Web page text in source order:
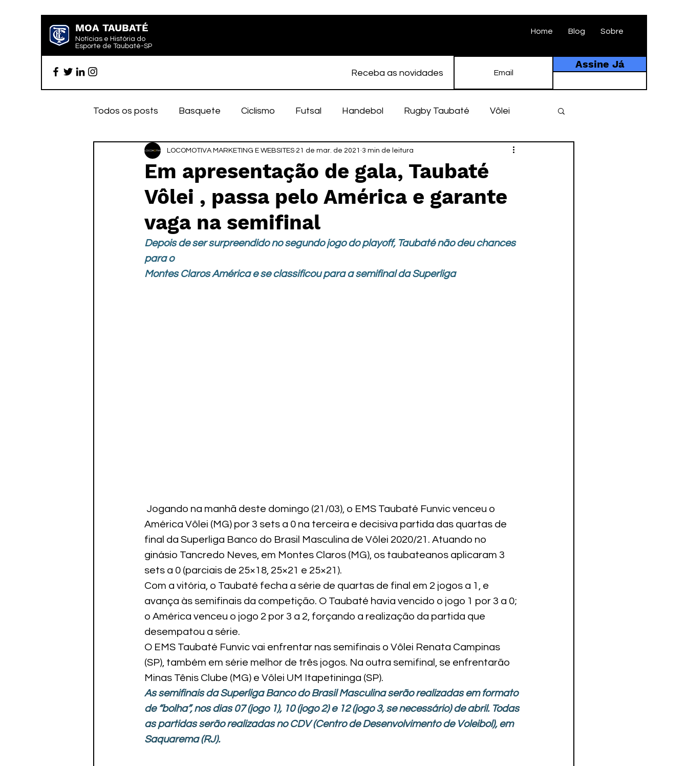
MOA TAUBATÉ
Notícias e História do
Esporte de Taubaté-SP
Home Blog Sobre
Receba as novidades
Assine Já
Todos os posts Basquete Ciclismo Futsal Handebol Rugby Taubaté Vôlei
Futebol profissional Esporte Feminino Atletismo EC Taubaté História
Categoria de base Paralímpico Taubaté Fut7 Rugby Fut7 futebol amador
Em apresentação de gala, Taubaté
Vôlei , passa pelo América e garante
vaga na semifinal
LOCOMOTIVA MARKETING E WEBSITES 21 de mar. de 2021 3 min de leitura
Depois de ser surpreendido no segundo jogo do playoff, Taubaté não deu chances
para o
Montes Claros América e se classificou para a semifinal da Superliga
Jogando na manhã deste domingo (21/03), o EMS Taubaté Funvic venceu o
América Vôlei (MG) por 3 sets a 0 na terceira e decisiva partida das quartas de
final da Superliga Banco do Brasil Masculina de Vôlei 2020/21. Atuando no
ginásio Tancredo Neves, em Montes Claros (MG), os taubateanos aplicaram 3
sets a 0 (parciais de 25×18, 25×21 e 25×21).
Com a vitória, o Taubaté fecha a série de quartas de final em 2 jogos a 1, e
avança às semifinais da competição. O Taubaté havia vencido o jogo 1 por 3 a 0;
o América venceu o jogo 2 por 3 a 2, forçando a realização da partida que
desempatou a série.
O EMS Taubaté Funvic vai enfrentar nas semifinais o Vôlei Renata Campinas
(SP), também em série melhor de três jogos. Na outra semifinal, se enfrentarão
Minas Tênis Clube (MG) e Vôlei UM Itapetininga (SP).
As semifinais da Superliga Banco do Brasil Masculina serão realizadas em formato
de “bolha”, nos dias 07 (jogo 1), 10 (jogo 2) e 12 (jogo 3, se necessário) de abril. Todas
as partidas serão realizadas no CDV (Centro de Desenvolvimento de Voleibol), em
Saquarema (RJ).